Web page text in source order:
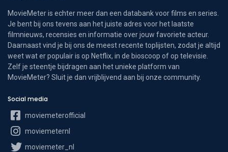
MovieMeter is echter meer dan een databank voor films en series.
Je bent bij ons tevens aan het juiste adres voor het laatste
filmnieuws, recensies en informatie over jouw favoriete acteur.
Daarnaast vind je bij ons de meest recente toplijsten, zodat je altijd
weet wat er populair is op Netflix, in de bioscoop of op televisie.
Zelf je steentje bijdragen aan het unieke platform van
MovieMeter? Sluit je dan vrijblijvend aan bij onze community.
Social media
moviemeterofficial
moviemeternl
moviemeter_nl